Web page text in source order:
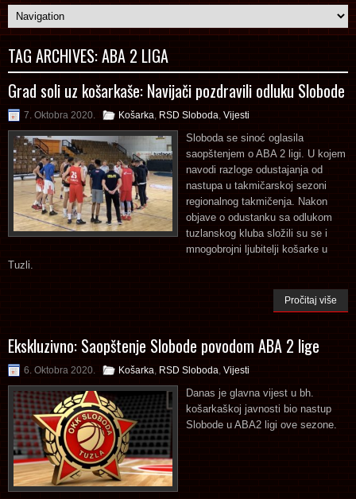
TAG ARCHIVES:ABA 2 LIGA
Grad soli uz košarkaše: Navijači pozdravili odluku Slobode
7. Oktobra 2020. Košarka RSD Sloboda Vijesti
Sloboda se sinoć oglasila
saopštenjem o ABA 2 ligi. U kojem
navodi razloge odustajanja od
nastupa u takmičarskoj sezoni
regionalnog takmičenja. Nakon
objave o odustanku sa odlukom
tuzlanskog kluba složili su se i
mnogobrojni ljubitelji košarke u
Tuzli.
Pročitaj više
Ekskluzivno: Saopštenje Slobode povodom ABA 2 lige
6. Oktobra 2020. Košarka RSD Sloboda Vijesti
Danas je glavna vijest u bh.
košarkaškoj javnosti bio nastup
Slobode u ABA2 ligi ove sezone.